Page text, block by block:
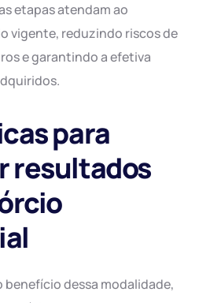
etapas atendam ao
vigente, reduzindo riscos de
e garantindo a efetiva
para
resultados
benefício dessa modalidade,